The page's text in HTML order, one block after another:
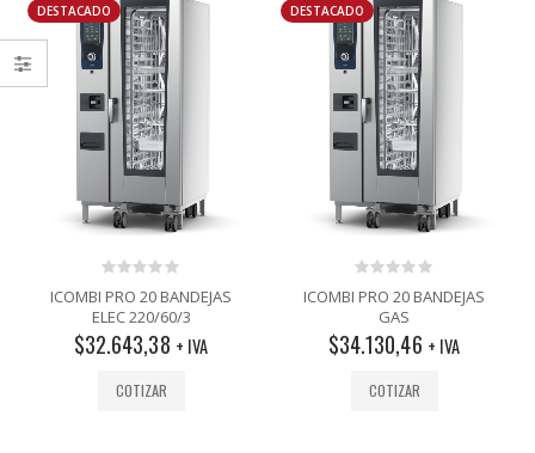
DESTACADO
0
out
of
5
ICOMBI PRO 20 BANDEJAS
ELEC 220/60/3
$32.643,38 + IVA
COTIZAR
DESTACADO
0
out
5
ICOMBI PRO 20 BANDEJAS
GAS
$34.130,46 + IVA
COTIZAR